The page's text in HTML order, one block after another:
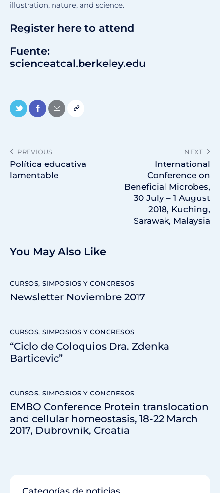
illustration, nature, and science.
Register here to attend
Fuente:
scienceatcal.berkeley.edu
PREVIOUS
Política educativa
lamentable
NEXT
International
Conference on
Beneficial Microbes,
30 July – 1 August
2018, Kuching,
Sarawak, Malaysia
You May Also Like
CURSOS, SIMPOSIOS Y CONGRESOS
Newsletter Noviembre 2017
CURSOS, SIMPOSIOS Y CONGRESOS
“Ciclo de Coloquios Dra. Zdenka
Barticevic”
CURSOS, SIMPOSIOS Y CONGRESOS
EMBO Conference Protein translocation
and cellular homeostasis, 18-22 March
2017, Dubrovnik, Croatia